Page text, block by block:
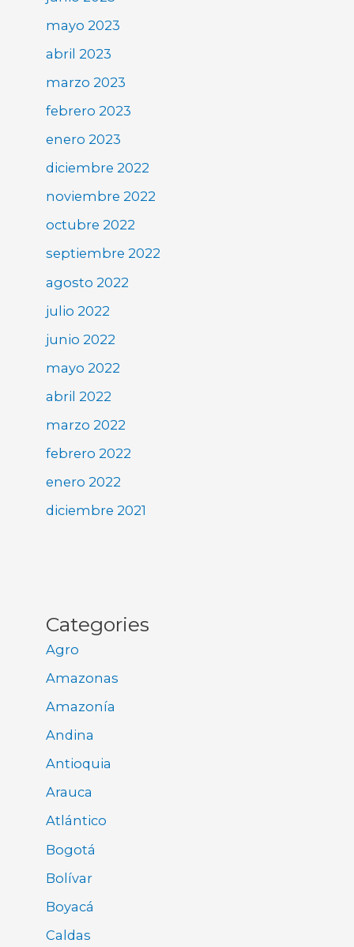
mayo 2023
abril 2023
marzo 2023
febrero 2023
enero 2023
diciembre 2022
noviembre 2022
octubre 2022
septiembre 2022
agosto 2022
julio 2022
junio 2022
mayo 2022
abril 2022
marzo 2022
febrero 2022
enero 2022
diciembre 2021
Categories
Agro
Amazonas
Amazonía
Andina
Antioquia
Arauca
Atlántico
Bogotá
Bolívar
Boyacá
Caldas